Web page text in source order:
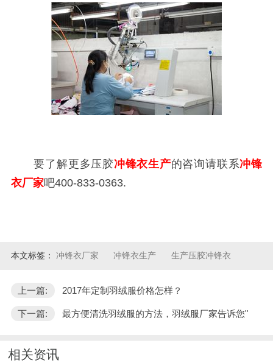
要了解更多压胶冲锋衣生产的咨询请联系冲锋
衣厂家吧400-833-0363.
本文标签： 冲锋衣厂家 冲锋衣生产 生产压胶冲锋衣
上一篇: 2017年定制羽绒服价格怎样？
下一篇: 最方便清洗羽绒服的方法，羽绒服厂家告诉您"
相关资讯